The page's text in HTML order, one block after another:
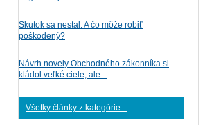
Skutok sa nestal. A čo môže robiť
poškodený?
Návrh novely Obchodného zákonníka si
kládol veľké ciele, ale...
Všetky články z kategórie...